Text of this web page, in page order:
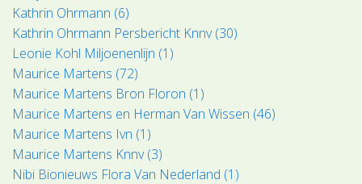
Kathrin Ohrmann (6)
Kathrin Ohrmann Persbericht Knnv (30)
Leonie Kohl Miljoenenlijn (1)
Maurice Martens (72)
Maurice Martens Bron Floron (1)
Maurice Martens en Herman Van Wissen (46)
Maurice Martens Ivn (1)
Maurice Martens Knnv (3)
Nibi Bionieuws Flora Van Nederland (1)